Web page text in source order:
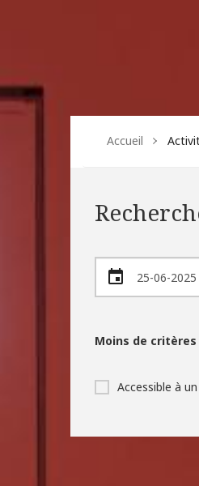
Accueil
Moins de critères
Accessible à